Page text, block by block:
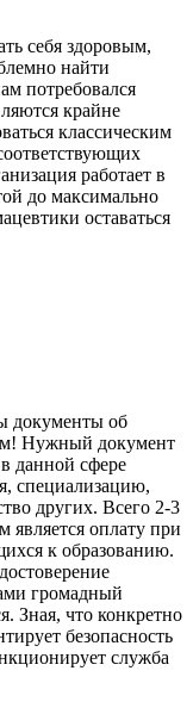
себя здоровым,
найти
потребовался
крайне
классическим
работает в
до максимально
оставаться
документы об
Нужный документ
данной сфере
специализацию,
других. Всего 2-3
является оплату при
к образованию.
громадный
Зная, что конкретно
безопасность
служба